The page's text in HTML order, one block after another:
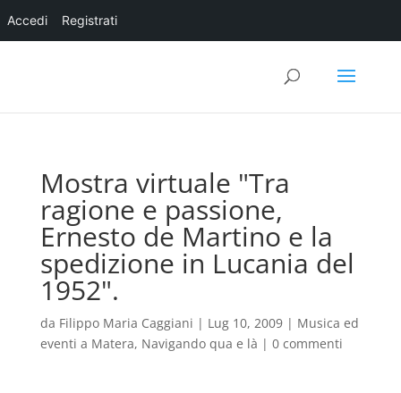
Mostra virtuale "Tra
ragione e passione,
Ernesto de Martino e la
spedizione in Lucania del
1952".
da Filippo Maria Caggiani | Lug 10, 2009| Musica ed
eventi a Matera, Navigando qua e là | 0 commenti
Accedi Registrati